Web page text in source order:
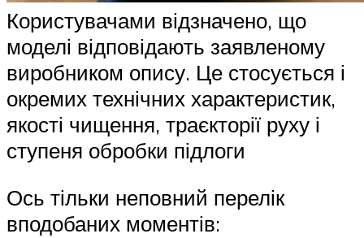
Користувачами відзначено, що
моделі відповідають заявленому
виробником опису. Це стосується і
окремих технічних характеристик,
якості чищення, траєкторії руху і
ступеня обробки підлоги
Ось тільки неповний перелік
вподобаних моментів: